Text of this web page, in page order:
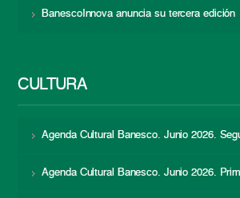
BanescoInnova anuncia su tercera edición
CULTURA
Agenda Cultural Banesco. Junio 2026.
Agenda Cultural Banesco. Junio 2026.